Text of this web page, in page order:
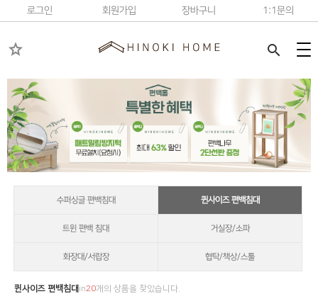
로그인 회원가입 장바구니 1:1문의
search
star
수퍼싱글 편백침대 퀸사이즈 편백침대
트윈 편백 침대 거실장/소파
화장대/서랍장 협탁/책상/스툴
퀸사이즈 편백침대 in20개의 상품을 찾았습니다.